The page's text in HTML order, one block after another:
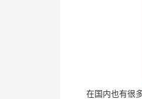
在国内也有很